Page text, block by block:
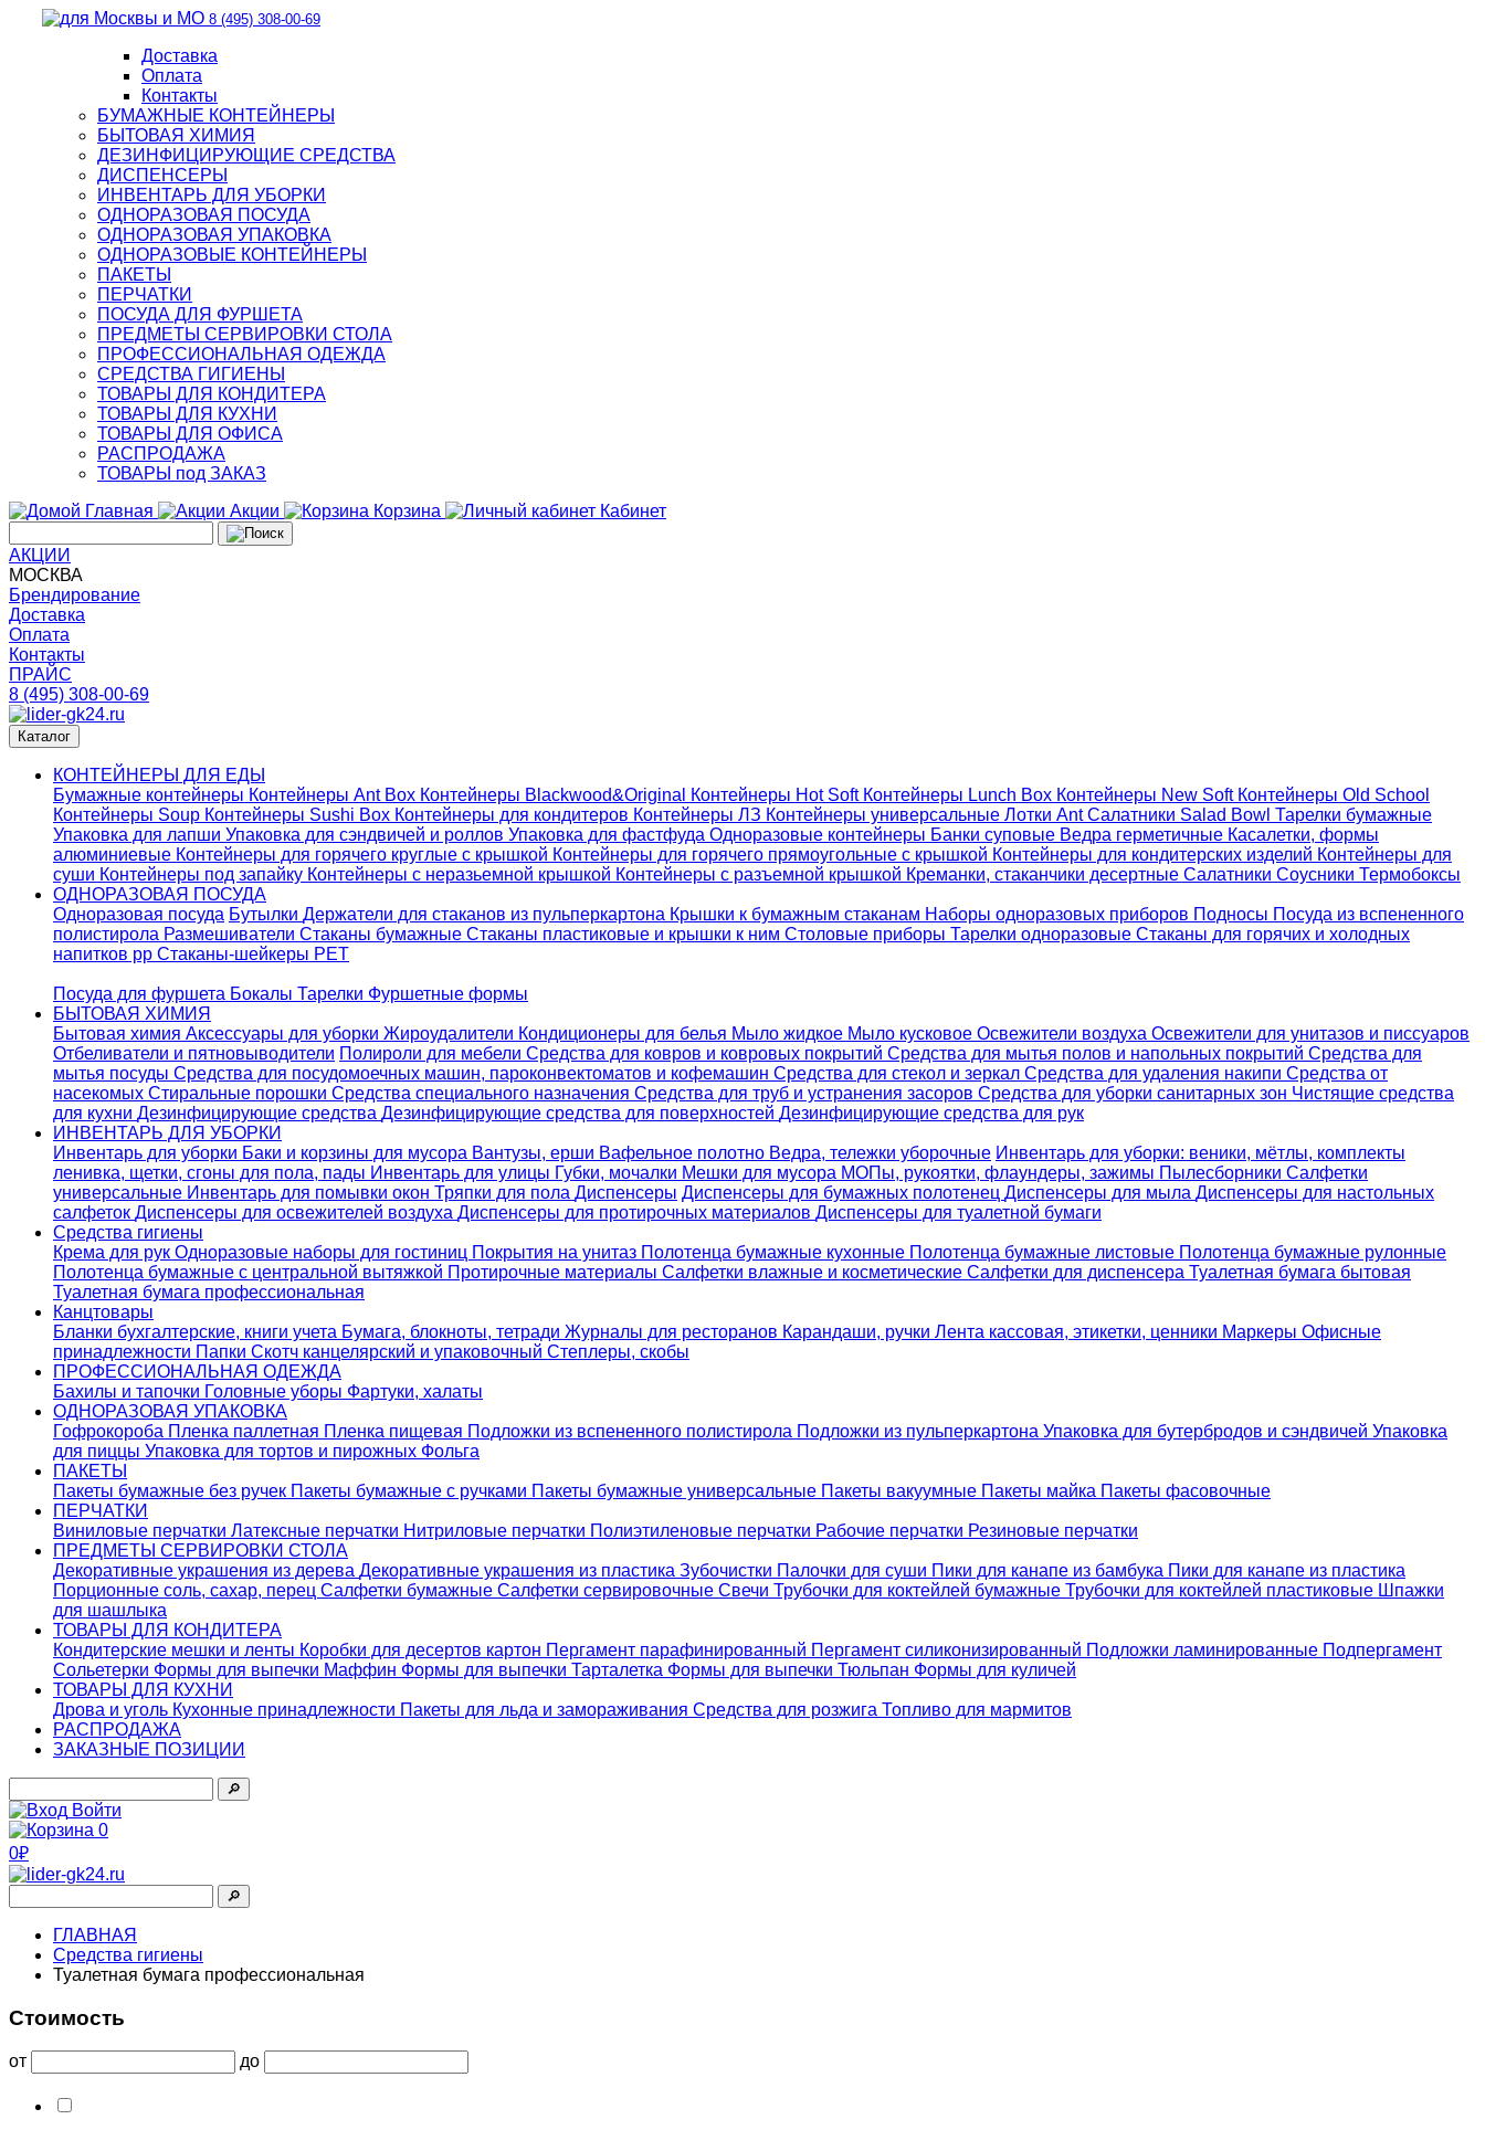
8 (495) 308-00-69
Доставка
Оплата
Контакты
БУМАЖНЫЕ КОНТЕЙНЕРЫ
БЫТОВАЯ ХИМИЯ
ДЕЗИНФИЦИРУЮЩИЕ СРЕДСТВА
ДИСПЕНСЕРЫ
ИНВЕНТАРЬ ДЛЯ УБОРКИ
ОДНОРАЗОВАЯ ПОСУДА
ОДНОРАЗОВАЯ УПАКОВКА
ОДНОРАЗОВЫЕ КОНТЕЙНЕРЫ
ПАКЕТЫ
ПЕРЧАТКИ
ПОСУДА ДЛЯ ФУРШЕТА
ПРЕДМЕТЫ СЕРВИРОВКИ СТОЛА
ПРОФЕССИОНАЛЬНАЯ ОДЕЖДА
СРЕДСТВА ГИГИЕНЫ
ТОВАРЫ ДЛЯ КОНДИТЕРА
ТОВАРЫ ДЛЯ КУХНИ
ТОВАРЫ ДЛЯ ОФИСА
РАСПРОДАЖА
ТОВАРЫ под ЗАКАЗ
Главная
Акции Корзина Кабинет
АКЦИИ
МОСКВА
Брендирование
Доставка
Оплата
Контакты
ПРАЙС
8 (495) 308-00-69
Каталог
КОНТЕЙНЕРЫ ДЛЯ ЕДЫ
Бумажные контейнеры Контейнеры Ant Box Контейнеры Blackwood&Original Контейнеры Hot Soft Контейнеры Lunch Box Контейнеры New Soft Контейнеры Old School
Контейнеры Soup Контейнеры Sushi Box Контейнеры для кондитеров Контейнеры ЛЗ Контейнеры универсальные Лотки AntСалатники Salad Bowl Тарелки бумажные
Упаковка для лапши Упаковка для сэндвичей и роллов Упаковка для фастфуда Одноразовые контейнеры Банки суповые Ведра герметичные Касалетки, формы
алюминиевые Контейнеры для горячего круглые с крышкой Контейнеры для горячего прямоугольные с крышкой Контейнеры для кондитерских изделий Контейнеры для
суши Контейнеры под запайку Контейнеры с неразьемной крышкой Контейнеры с разъемной крышкой Креманки, стаканчики десертные Салатники Соусники Термобоксы
ОДНОРАЗОВАЯ ПОСУДА
Одноразовая посуда Бутылки Держатели для стаканов из пульперкартона Крышки к бумажным стаканам Наборы одноразовых приборов Подносы Посуда из вспененного
полистирола Размешиватели Стаканы бумажные Стаканы пластиковые и крышки к ним Столовые приборы Тарелки одноразовые Стаканы для горячих и холодных
напитков pp Стаканы-шейкеры PET
Посуда для фуршета Бокалы Тарелки Фуршетные формы
БЫТОВАЯ ХИМИЯ
Бытовая химия Аксессуары для уборки Жироудалители Кондиционеры для белья Мыло жидкое Мыло кусковое Освежители воздуха Освежители для унитазов и писсуаров
Отбеливатели и пятновыводители Полироли для мебели Средства для ковров и ковровых покрытий Средства для мытья полов и напольных покрытий Средства для
мытья посуды Средства для посудомоечных машин, пароконвектоматов и кофемашин Средства для стекол и зеркал Средства для удаления накипи Средства от
насекомых Стиральные порошки Cредства специального назначения Средства для труб и устранения засоров Средства для уборки санитарных зон Чистящие средства
для кухни Дезинфицирующие средства Дезинфицирующие средства для поверхностей Дезинфицирующие средства для рук
ИНВЕНТАРЬ ДЛЯ УБОРКИ
Инвентарь для уборки Баки и корзины для мусора Вантузы, ерши Вафельное полотно Ведра, тележки уборочные Инвентарь для уборки: веники, мётлы, комплекты
ленивка, щетки, сгоны для пола, пады Инвентарь для улицы Губки, мочалки Мешки для мусора МОПы, рукоятки, флаундеры, зажимы Пылесборники Салфетки
универсальные Инвентарь для помывки окон Тряпки для пола Диспенсеры Диспенсеры для бумажных полотенец Диспенсеры для мыла Диспенсеры для настольных
салфеток Диспенсеры для освежителей воздуха Диспенсеры для протирочных материалов Диспенсеры для туалетной бумаги
Средства гигиены
Крема для рук Одноразовые наборы для гостиниц Покрытия на унитаз Полотенца бумажные кухонные Полотенца бумажные листовые Полотенца бумажные рулонные
Полотенца бумажные с центральной вытяжкой Протирочные материалы Салфетки влажные и косметические Салфетки для диспенсера Туалетная бумага бытовая
Туалетная бумага профессиональная
Канцтовары
Бланки бухгалтерские, книги учета Бумага, блокноты, тетради Журналы для ресторанов Карандаши, ручки Лента кассовая, этикетки, ценники Маркеры Офисные
принадлежности Папки Скотч канцелярский и упаковочный Степлеры, скобы
ПРОФЕССИОНАЛЬНАЯ ОДЕЖДА
Бахилы и тапочки Головные уборы Фартуки, халаты
ОДНОРАЗОВАЯ УПАКОВКА
Гофрокороба Пленка паллетная Пленка пищевая Подложки из вспененного полистирола Подложки из пульперкартона Упаковка для бутербродов и сэндвичей Упаковка
для пиццы Упаковка для тортов и пирожных Фольга
ПАКЕТЫ
Пакеты бумажные без ручек Пакеты бумажные с ручками Пакеты бумажные универсальные Пакеты вакуумные Пакеты майка Пакеты фасовочные
ПЕРЧАТКИ
Виниловые перчатки Латексные перчатки Нитриловые перчатки Полиэтиленовые перчатки Рабочие перчатки Резиновые перчатки
ПРЕДМЕТЫ СЕРВИРОВКИ СТОЛА
Декоративные украшения из дерева Декоративные украшения из пластика Зубочистки Палочки для суши Пики для канапе из бамбука Пики для канапе из пластика
Порционные соль, сахар, перец Салфетки бумажные Салфетки сервировочные Свечи Трубочки для коктейлей бумажные Трубочки для коктейлей пластиковые Шпажки
для шашлыка
ТОВАРЫ ДЛЯ КОНДИТЕРА
Кондитерские мешки и ленты Коробки для десертов картон Пергамент парафинированный Пергамент силиконизированный Подложки ламинированные Подпергамент
Сольетерки Формы для выпечки Маффин Формы для выпечки Тарталетка Формы для выпечки Тюльпан Формы для куличей
ТОВАРЫ ДЛЯ КУХНИ
Дрова и уголь Кухонные принадлежности Пакеты для льда и замораживания Средства для розжига Топливо для мармитов
РАСПРОДАЖА
ЗАКАЗНЫЕ ПОЗИЦИИ
🔎︎
Войти
0
0₽
🔎︎
ГЛАВНАЯ
Средства гигиены
Туалетная бумага профессиональная
Стоимость
от до